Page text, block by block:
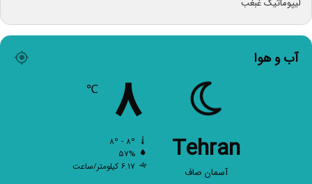
آب و هوا
Tehran
آسمان صاف
۸ ℃
۵۷%
۶.۱۷ کیلومتر/ساعت